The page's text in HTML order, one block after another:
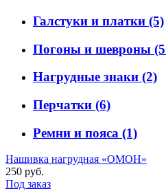
Галстуки и платки (5)
Погоны и шевроны
Нагрудные знаки (2)
Перчатки (6)
Ремни и пояса (1)
Нашивка нагрудная «ОМОН»
250 руб.
Под заказ